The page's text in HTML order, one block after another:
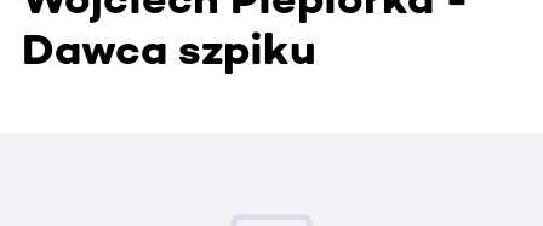
Dawca szpiku